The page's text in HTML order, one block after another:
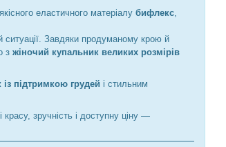
еластичного матеріалу бифлекс
ситуації. Завдяки продуманому крою й
з жіночий купальник великих розмірів
підтримкою грудей і стильним
зручність і доступну ціну —